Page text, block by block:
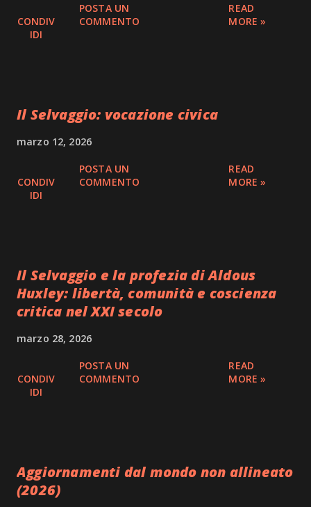
CONDIV
IDI
POSTA UN
COMMENTO
READ
MORE »
Il Selvaggio: vocazione civica
marzo 12, 2026
CONDIV
IDI
POSTA UN
COMMENTO
READ
MORE »
Il Selvaggio e la profezia di Aldous
Huxley: libertà, comunità e coscienza
critica nel XXI secolo
marzo 28, 2026
CONDIV
IDI
POSTA UN
COMMENTO
READ
MORE »
Aggiornamenti dal mondo non allineato
(2026)